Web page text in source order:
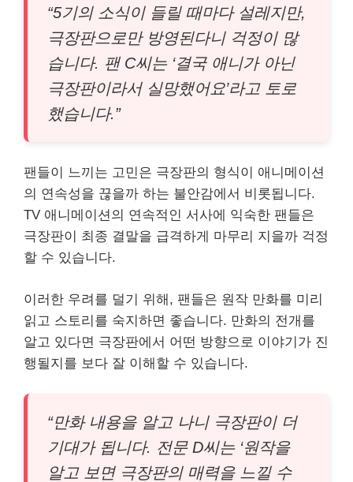
“5기의 소식이 들릴 때마다 설레지만,
극장판으로만 방영된다니 걱정이 많
습니다. 팬 C씨는 ‘결국 애니가 아닌
극장판이라서 실망했어요’라고 토로
했습니다.”
팬들이 느끼는 고민은 극장판의 형식이 애니메이션
의 연속성을 끊을까 하는 불안감에서 비롯됩니다.
TV 애니메이션의 연속적인 서사에 익숙한 팬들은
극장판이 최종 결말을 급격하게 마무리 지을까 걱정
할 수 있습니다.
이러한 우려를 덜기 위해, 팬들은 원작 만화를 미리
읽고 스토리를 숙지하면 좋습니다. 만화의 전개를
알고 있다면 극장판에서 어떤 방향으로 이야기가 진
행될지를 보다 잘 이해할 수 있습니다.
“만화 내용을 알고 나니 극장판이 더
기대가 됩니다. 전문 D씨는 ‘원작을
알고 보면 극장판의 매력을 느낄 수